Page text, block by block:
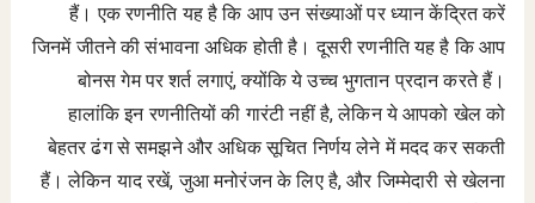
हैं। एक रणनीति यह है कि आप उन संख्याओं पर ध्यान केंद्रित करें
जिनमें जीतने की संभावना अधिक होती है। दूसरी रणनीति यह है कि आप
बोनस गेम पर शर्त लगाएं, क्योंकि ये उच्च भुगतान प्रदान करते हैं।
हालांकि इन रणनीतियों की गारंटी नहीं है, लेकिन ये आपको खेल को
बेहतर ढंग से समझने और अधिक सूचित निर्णय लेने में मदद कर सकती
हैं। लेकिन याद रखें, जुआ मनोरंजन के लिए है, और जिम्मेदारी से खेलना